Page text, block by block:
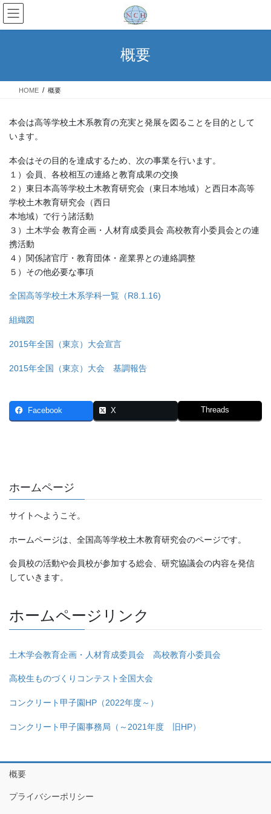
コ
ン
テ
ス
ナ
ビ
ゲ
ン
概要
HOME 概要
本会は高等学校土木系教育の充実と発展を図ることを目的として
います。
本会はその目的を達成するため、次の事業を行います。
１）会員、各校相互の連絡と教育成果の交換
２）東日本高等学校土木教育研究会（東日本地域）と西日本高等
学校土木教育研究会（西日
本地域）で行う諸活動
３）土木学会 教育企画・人材育成委員会 高校教育小委員会との連
携活動
４）関係諸官庁・教育団体・産業界との連絡調整
５）その他必要な事項
全国高等学校土木系学科一覧（R8.1.16)
組織図
2015年全国（東京）大会宣言
2015年全国（東京）大会 基調報告
Facebook X Threads
ホームページ
サイトへようこそ。
ホームページは、全国高等学校土木教育研究会のページです。
会員校の活動や会員校が参加する総会、研究協議会の内容を発信
していきます。
ホームページリンク
土木学会教育企画・人材育成委員会 高校教育小委員会
高校生ものづくりコンテスト全国大会
コンクリート甲子園HP（2022年度～）
コンクリート甲子園事務局（～2021年度 旧HP）
概要
プライバシーポリシー